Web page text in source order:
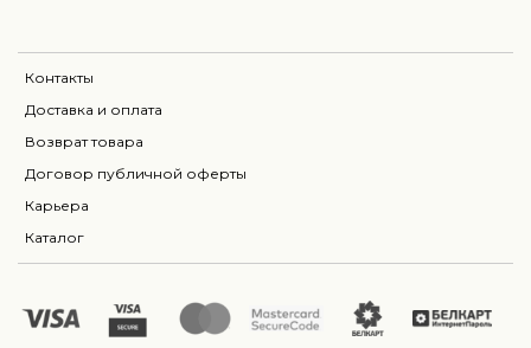
Контакты
Доставка и оплата
Возврат товара
Договор публичной оферты
Карьера
Каталог